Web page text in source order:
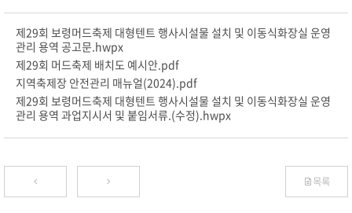
제29회 보령머드축제 대형텐트 행사시설물 설치 및 이동식화장실 운영
관리 용역 공고문.hwpx
제29회 머드축제 배치도 예시안.pdf
지역축제장 안전관리 매뉴얼(2024).pdf
제29회 보령머드축제 대형텐트 행사시설물 설치 및 이동식화장실 운영
관리 용역 과업지시서 및 붙임서류.(수정).hwpx
목록